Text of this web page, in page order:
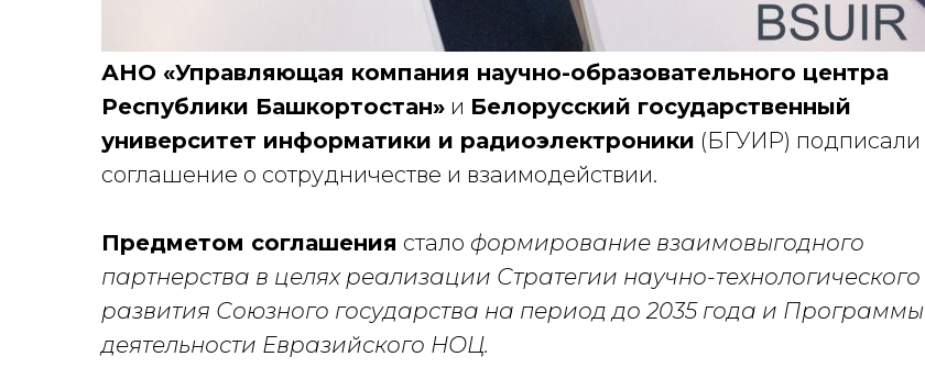
АНО «Управляющая компания научно-образовательного центра
Республики Башкортостан» и Белорусский государственный
университет информатики и радиоэлектроники (БГУИР) подписали
соглашение о сотрудничестве и взаимодействии.
Предметом соглашения стало формирование взаимовыгодного
партнерства в целях реализации Стратегии научно-технологического
развития Союзного государства на период до 2035 года и Программы
деятельности Евразийского НОЦ.